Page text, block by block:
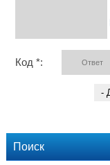
Код *:
Поиск